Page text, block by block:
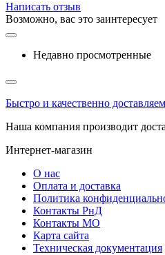
Написать отзыв
Возможно, вас это заинтересует
Недавно просмотренные
Быстро и качественно доставляем
Наша компания производит
Интернет-магазин
О нас
Оплата и доставка
Политика
Контакты РнД
Контакты МО
Карта сайта
Техническая документация